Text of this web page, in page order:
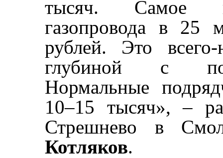
тысяч. Самое
газопровода в 25
рублей. Это
глубиной с
Нормальные
10–15 тысяч», –
Стрешнево в
Котляков.